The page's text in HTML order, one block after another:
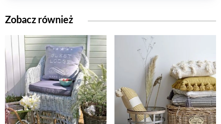
Zobacz również